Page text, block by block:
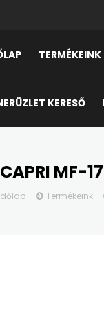
TERMÉKEINK
KERESŐ
MF-
Termékeink